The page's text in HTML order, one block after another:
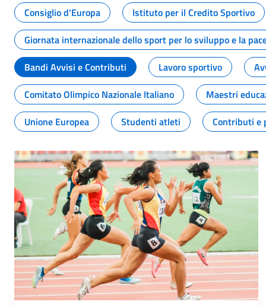
Consiglio d'Europa
Istituto per il Credito Sportivo
Giornata internazionale dello sport per lo sviluppo e la
Bandi Avvisi e Contributi
Lavoro sportivo
Comitato Olimpico Nazionale Italiano
Maestri
Unione Europea
Studenti atleti Contributi e